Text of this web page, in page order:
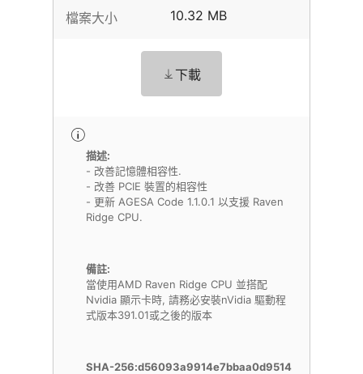
檔案大小 10.32 MB
下載
描述:
- 改善記憶體相容性.
- 改善 PCIE 裝置的相容性
- 更新 AGESA Code 1.1.0.1 以支援 Raven
Ridge CPU.
備註:
當使用AMD Raven Ridge CPU 並搭配
Nvidia 顯示卡時, 請務必安裝nVidia 驅動程
式版本391.01或之後的版本
SHA-256:d56093a9914e7bbaa0d9514